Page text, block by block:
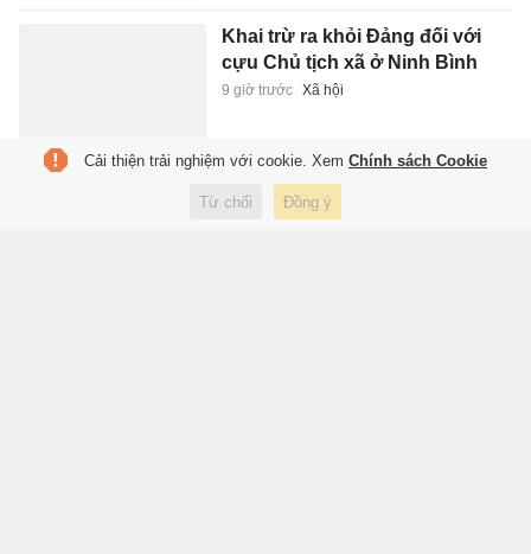
Khai trừ ra khỏi Đảng đối với
cựu Chủ tịch xã ở Ninh Bình
9 giờ trước Xã hội
Sao Nhật Bản trở thành mục
tiêu thay thế Welbeck
Cải thiện trải nghiệm với cookie. Xem Chính sách Cookie
Từ chối Đồng ý